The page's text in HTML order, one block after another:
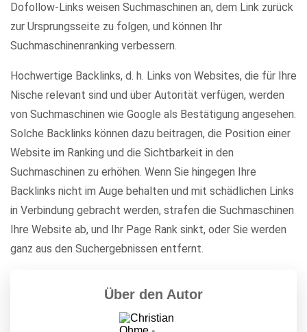
Dofollow-Links weisen Suchmaschinen an, dem Link zurück
zur Ursprungsseite zu folgen, und können Ihr
Suchmaschinenranking verbessern.
Hochwertige Backlinks, d. h. Links von Websites, die für Ihre
Nische relevant sind und über Autorität verfügen, werden
von Suchmaschinen wie Google als Bestätigung angesehen.
Solche Backlinks können dazu beitragen, die Position einer
Website im Ranking und die Sichtbarkeit in den
Suchmaschinen zu erhöhen. Wenn Sie hingegen Ihre
Backlinks nicht im Auge behalten und mit schädlichen Links
in Verbindung gebracht werden, strafen die Suchmaschinen
Ihre Website ab, und Ihr Page Rank sinkt, oder Sie werden
ganz aus den Suchergebnissen entfernt.
Über den Autor